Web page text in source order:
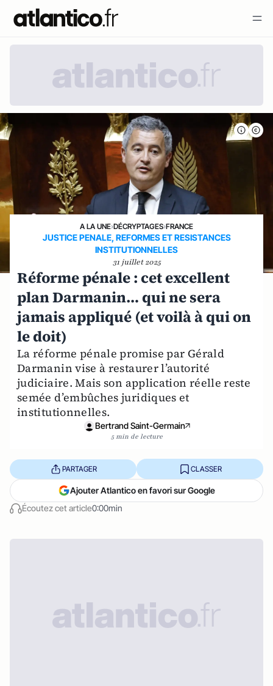
A LA UNE›DÉCRYPTAGES›FRANCE
JUSTICE PENALE, REFORMES ET RESISTANCES
INSTITUTIONNELLES
31 juillet 2025
Réforme pénale : cet excellent
plan Darmanin… qui ne sera
jamais appliqué (et voilà à qui on
le doit)
La réforme pénale promise par Gérald
Darmanin vise à restaurer l’autorité
judiciaire. Mais son application réelle reste
semée d’embûches juridiques et
institutionnelles.
Bertrand Saint-Germain
5 min de lecture
Écoutez cet article0:00min
PARTAGER CLASSER
Ajouter Atlantico en favori sur Google